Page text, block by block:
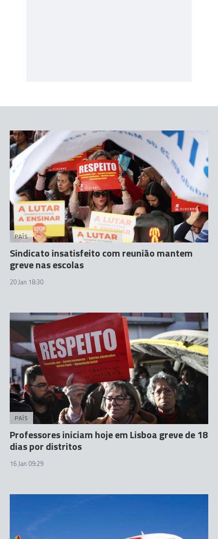
PAÍS
Sindicato insatisfeito com reunião mantem
greve nas escolas
20 Jan 18:30
PAÍS
Professores iniciam hoje em Lisboa greve de 18
dias por distritos
16 Jan 09:29